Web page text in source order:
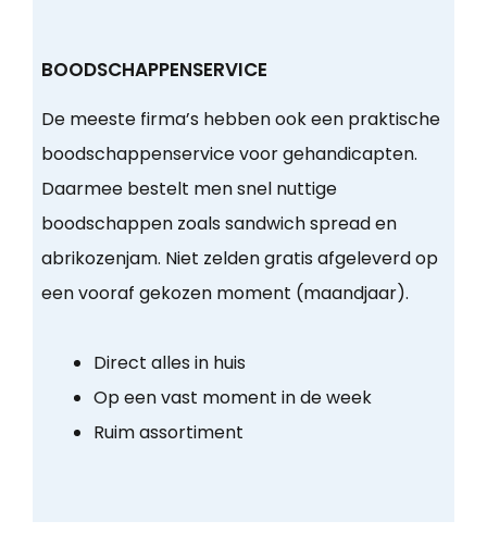
BOODSCHAPPENSERVICE
De meeste firma’s hebben ook een praktische
boodschappenservice voor gehandicapten.
Daarmee bestelt men snel nuttige
boodschappen zoals sandwich spread en
abrikozenjam. Niet zelden gratis afgeleverd op
een vooraf gekozen moment (maandjaar).
Direct alles in huis
Op een vast moment in de week
Ruim assortiment